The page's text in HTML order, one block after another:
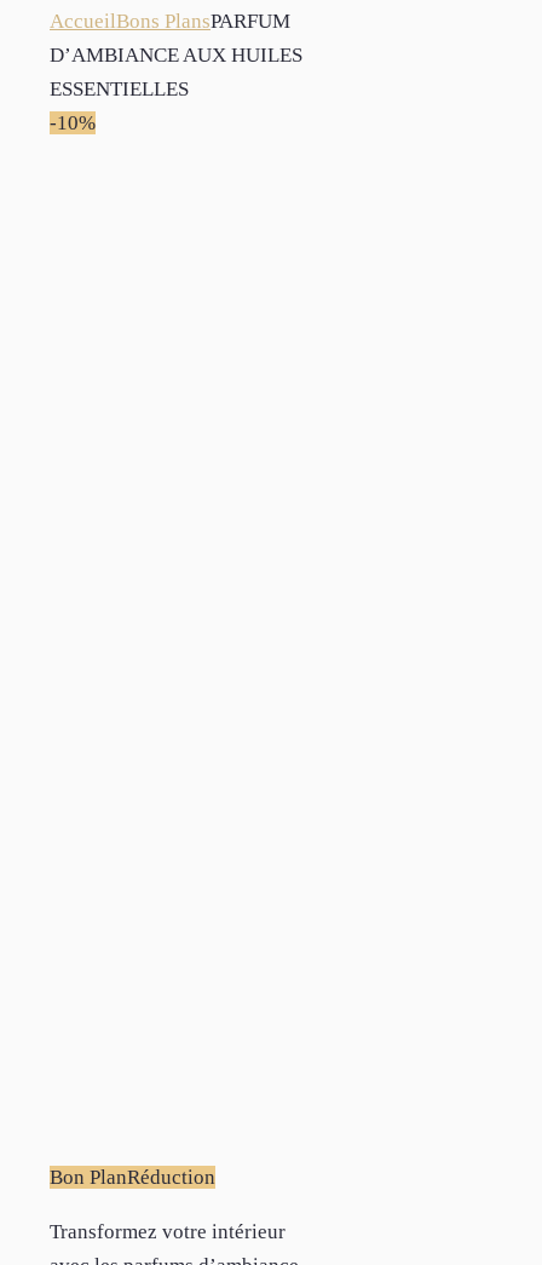
AccueilBons PlansPARFUM
D’AMBIANCE AUX HUILES
ESSENTIELLES
-10%
Bon PlanRéduction
Transformez votre intérieur